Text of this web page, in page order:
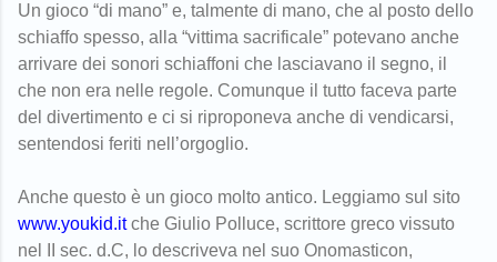
Un gioco “di mano” e, talmente di mano, che al posto dello
schiaffo spesso, alla “vittima sacrificale” potevano anche
arrivare dei sonori schiaffoni che lasciavano il segno, il
che non era nelle regole. Comunque il tutto faceva parte
del divertimento e ci si riproponeva anche di vendicarsi,
sentendosi feriti nell’orgoglio.
Anche questo è un gioco molto antico. Leggiamo sul sito
www.youkid.itche Giulio Polluce, scrittore greco vissuto
nel II sec. d.C, lo descriveva nel suo Onomasticon,